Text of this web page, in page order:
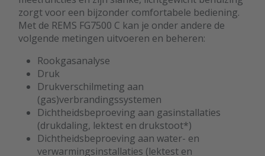
zorgt voor een bijzonder comfortabele bediening.
Met de REMS FG7500 C kan je onder andere de
volgende metingen uitvoeren en beheren:
Rookgasanalyse
Druk
Drukverschilmeting aan
(gas)verbrandingssystemen
Dichtheidsbeproeving aan gasinstallaties
(drukdaling, lektest en drukstoot*)
Dichtheidsbeproeving aan water- en
verwarmingsinstallaties (lektest en